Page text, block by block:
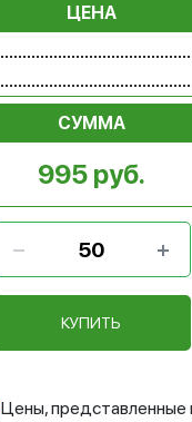
ЦЕНА
СУММА
995 руб.
КУПИТЬ
Цены, представленные